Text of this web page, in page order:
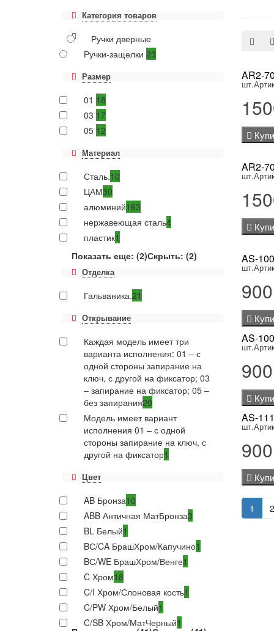
Категория товаров
Ручки дверные
Ручки-защелки 23
Размер
01 18
03 17
05 12
Материал
Сталь.10
ЦАМ30
алюминий163
нержавеющая сталь4
пластик1
Показать еще: (2)Скрыть: (2)
Отделка
Гальваника.21
Открывание
Каждая модель имеет три
варианта исполнения: 01 – с
одной стороны запирание на
ключ, с другой на фиксатор; 03
– запирание на фиксатор; 05 –
без запирания20
Модель имеет вариант
исполнения 01 – с одной
стороны запирание на ключ, с
другой на фиксатор1
Цвет
AB Бронза10
ABB Античная МатБронза3
BL Белый1
BС/CA БрашХром/Капучино1
BС/WE БрашХром/Венге1
C Хром18
C/I Хром/Слоновая кость1
C/PW Хром/Белый1
C/SB Хром/МатЧерный1
AR2-
шт.
AR2-
шт.
AS-
шт.
AS-
шт.
AS-
шт.
1 2